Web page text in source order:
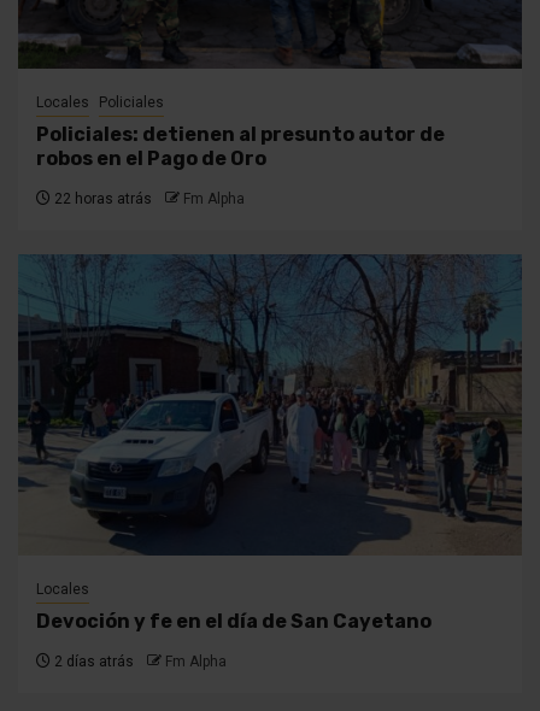
Locales Policiales
Policiales: detienen al presunto autor de
robos en el Pago de Oro
22 horas atrás Fm Alpha
Locales
Devoción y fe en el día de San Cayetano
2 días atrás Fm Alpha